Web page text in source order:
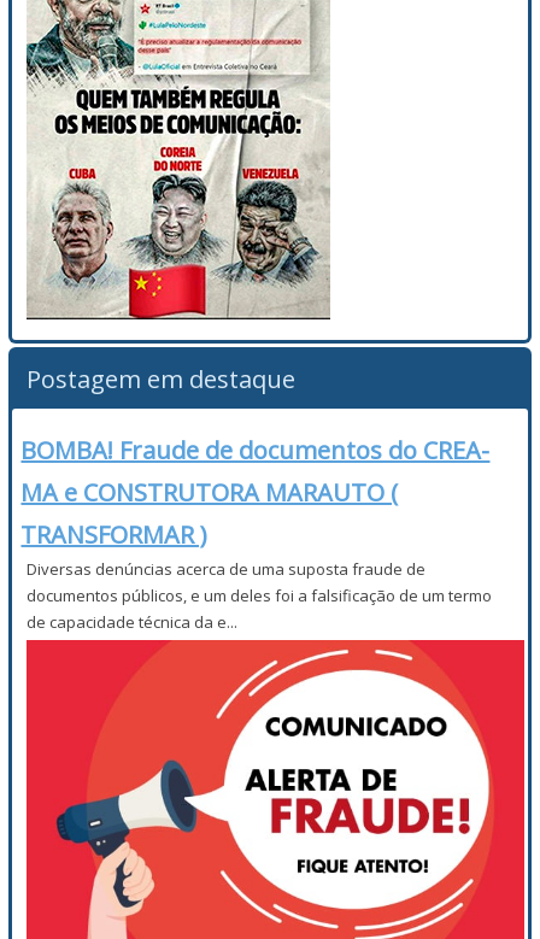
Postagem em destaque
BOMBA! Fraude de documentos do CREA-
MA e CONSTRUTORA MARAUTO (
TRANSFORMAR )
Diversas denúncias acerca de uma suposta fraude de
documentos públicos, e um deles foi a falsificação de um termo
de capacidade técnica da e...